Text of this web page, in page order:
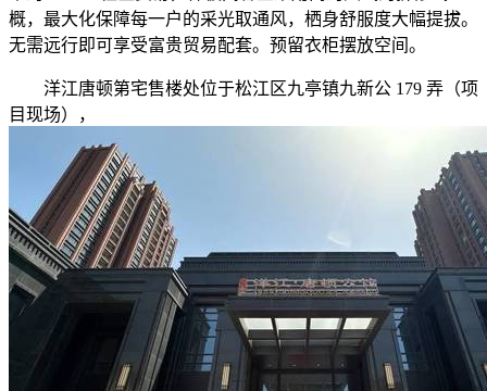
概，最大化保障每一户的采光取通风，栖身舒服度大幅提拔。
无需远行即可享受富贵贸易配套。预留衣柜摆放空间。
洋江唐顿第宅售楼处位于松江区九亭镇九新公 179 弄（项
目现场），